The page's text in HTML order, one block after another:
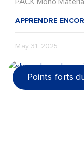
les emballages
emballages sous
APPRENDRE
May 31, 2025
Points forts